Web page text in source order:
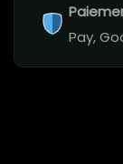
Pay,